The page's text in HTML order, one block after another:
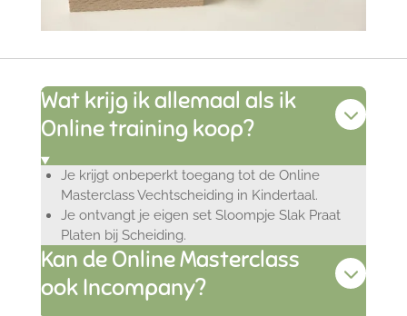
Wat krijg ik allemaal als ik
Online training koop?
Je krijgt onbeperkt toegang tot de Online
Masterclass Vechtscheiding in Kindertaal.
Je ontvangt je eigen set Sloompje Slak Praat
Platen bij Scheiding.
Kan de Online Masterclass
ook Incompany?